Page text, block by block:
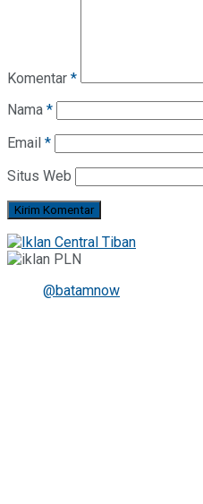
Komentar *
Nama *
Email *
Situs Web
@batamnow